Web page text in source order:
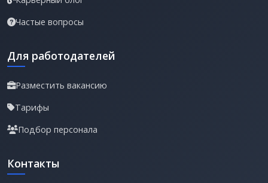
Частые вопросы
Для работодателей
Разместить вакансию
Тарифы
Подбор персонала
Контакты